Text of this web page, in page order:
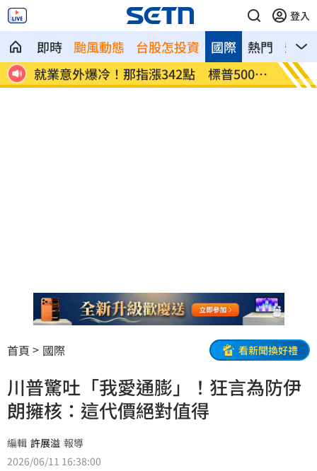
登入
即時 颱風動態 台股怎投資 熱門 影音
國際
炸
就業意外爆冷！那指漲342點 標普500新
高
美通
關稅
首頁 國際 看新聞換好禮
川普驚吐「我愛通膨」！狂言為防伊
朗擁核：這代價絕對值得
編輯 許展溢 報導
2026/06/11 16:38:00